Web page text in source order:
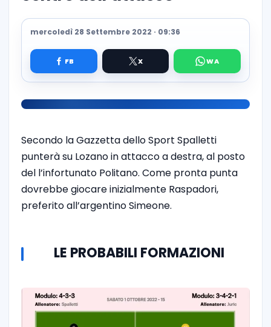
mercoledì 28 Settembre 2022 · 09:36
Secondo la Gazzetta dello Sport Spalletti
punterà su Lozano in attacco a destra, al posto
del l’infortunato Politano. Come pronta punta
dovrebbe giocare inizialmente Raspadori,
preferito all’argentino Simeone.
LE PROBABILI FORMAZIONI